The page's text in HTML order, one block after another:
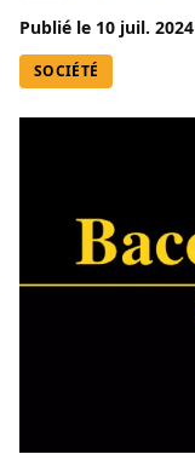
Publié le 10 juil. 2024
SOCIÉTÉ